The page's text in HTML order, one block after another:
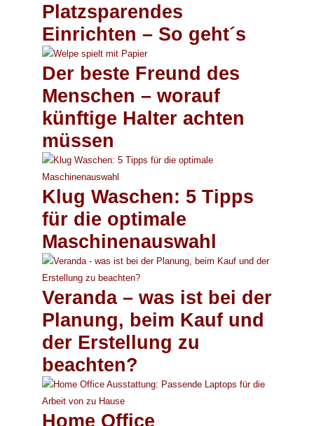
Platzsparendes
Einrichten – So geht´s
Der beste Freund des
Menschen – worauf
künftige Halter achten
müssen
Klug Waschen: 5 Tipps
für die optimale
Maschinenauswahl
Veranda – was ist bei der
Planung, beim Kauf und
der Erstellung zu
beachten?
Home Office